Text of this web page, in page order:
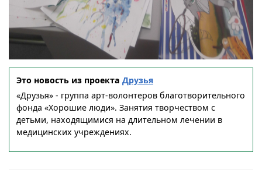
Это новость из проекта Друзья
«Друзья» - группа арт-волонтеров благотворительного
фонда «Хорошие люди». Занятия творчеством с
детьми, находящимися на длительном лечении в
медицинских учреждениях.